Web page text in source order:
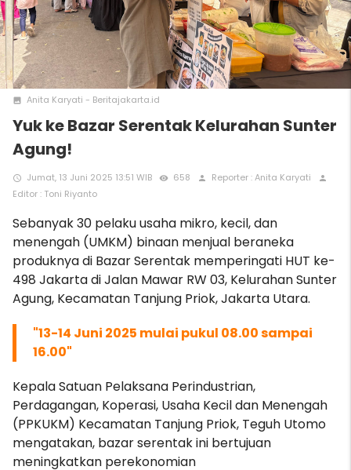
photo Anita Karyati - Beritajakarta.id
Yuk ke Bazar Serentak Kelurahan Sunter
Agung!
access_time Jumat, 13 Juni 2025 13:51 WIB remove_red_eye 658 person Reporter : Anita Karyati person
Editor : Toni Riyanto
Sebanyak 30 pelaku usaha mikro, kecil, dan
menengah (UMKM) binaan menjual beraneka
produknya di Bazar Serentak memperingati HUT ke-
498 Jakarta di Jalan Mawar RW 03, Kelurahan Sunter
Agung, Kecamatan Tanjung Priok, Jakarta Utara.
"13-14 Juni 2025 mulai pukul 08.00 sampai
16.00"
Kepala Satuan Pelaksana Perindustrian,
Perdagangan, Koperasi, Usaha Kecil dan Menengah
(PPKUKM) Kecamatan Tanjung Priok, Teguh Utomo
mengatakan, bazar serentak ini bertujuan
meningkatkan perekonomian